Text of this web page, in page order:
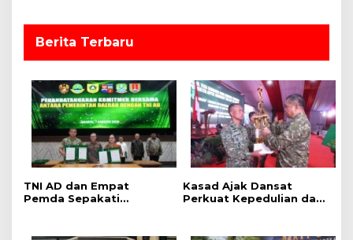
Berita Terbaru
TNI AD dan Empat
Pemda Sepakati
Kasad Ajak Dansat
Perkuat Kepedulian dan